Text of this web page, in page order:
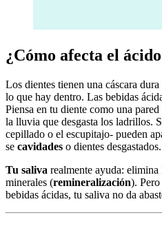
¿Cómo afecta el
Los dientes tienen una cáscara dura
lo que hay dentro. Las bebidas
Piensa en tu diente como una
la lluvia que desgasta los ladrillos.
cepillado o el escupitajo- pueden
se cavidades o dientes desgastados.
Tu saliva realmente ayuda:
minerales (remineralización). Pero
bebidas ácidas, tu saliva no da